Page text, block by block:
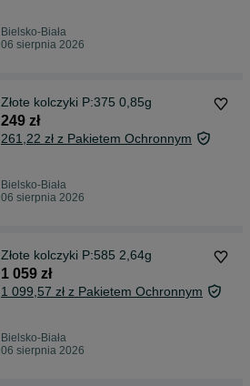
Bielsko-Biała
06 sierpnia 2026
Złote kolczyki P:375 0,85g
249 zł
261,22 zł z Pakietem Ochronnym
Bielsko-Biała
06 sierpnia 2026
Złote kolczyki P:585 2,64g
1 059 zł
1 099,57 zł z Pakietem Ochronnym
Bielsko-Biała
06 sierpnia 2026